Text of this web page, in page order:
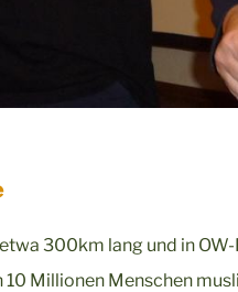
300km lang und in
10 Millionen Menschen